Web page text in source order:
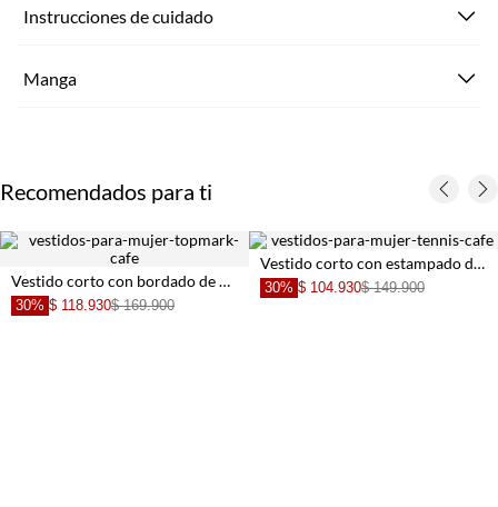
Instrucciones de cuidado
Manga
Recomendados para ti
Vestido corto con bordado de palmeras para mujer
30% $ 118.930$ 169.900
Vestido corto con estampado de flores para mujer
30% $ 104.930$ 149.900